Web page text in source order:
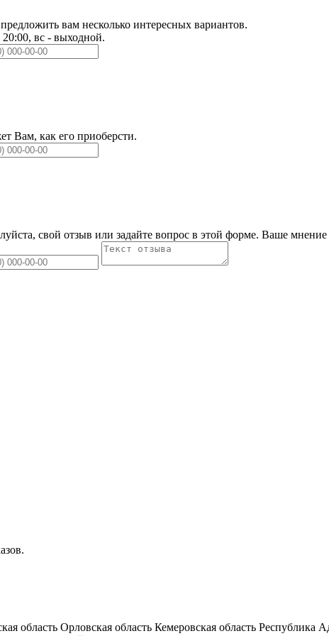
вам несколько интересных вариантов.
20:00, вс - выходной.
Вам, как его приоберсти.
свой отзыв или задайте вопрос в этой форме. Ваше
область Орловская область Кемеровская область Республика